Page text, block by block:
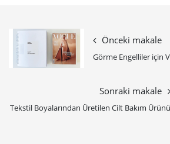
Önceki makale
Görme Engelliler için
Sonraki makale
Tekstil Boyalarından Üretilen Cilt Bakım Ürünü